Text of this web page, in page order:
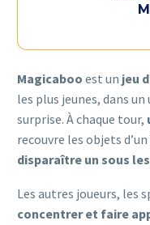
Magicaboo est un jeu
les plus jeunes, dans
surprise. À chaque tour,
recouvre les objets
disparaître un sous
Les autres joueurs, les
concentrer et faire